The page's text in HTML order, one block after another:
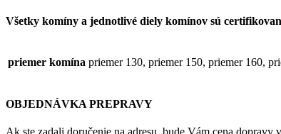
Všetky komíny a jednotlivé diely komínov sú
priemer komína priemer 130, priemer 150, priemer 160,
OBJEDNÁVKA PREPRAVY
Ak ste zadali doručenie na adresu, bude Vám cena